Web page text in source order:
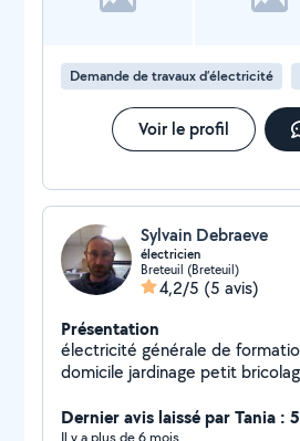
Demande de travaux d’électricité
Voir le profil
Sylvain Debraeve
électricien
Breteuil (Breteuil)
4,2/5 (5 avis)
Présentation
électricité générale de formation
Dernier avis laissé par Tania :
Il y a plus de 6 mois